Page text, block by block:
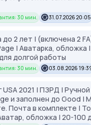
30 мин. 31.07.2026 20:05
до 2 лет | (включена 2
| Аватарка,
долгой работы
30 мин. 03.08.2026
USA 2021 | ПЗРД |
и заполнен до Good
Почта в комплекте |
обложка | 20-100